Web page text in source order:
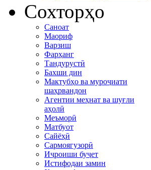
Сохторҳо
Саноат
Маориф
Варзиш
Фарҳанг
Тандурустӣ
Бахши дин
Мактубҳо ва муроҷиати
шаҳрвандон
Агентии меҳнат ва шуғли
аҳолӣ
Меъморӣ
Матбуот
Сайёҳӣ
Сармоягузорӣ
Иҷроиши буҷет
Истифодаи замин